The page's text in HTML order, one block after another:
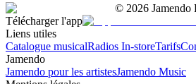
© 2026 Jamendo
Télécharger l'app
Liens utiles
Catalogue musicalRadios In-storeTarifs
Jamendo
Jamendo pour les artistesJamendo Music